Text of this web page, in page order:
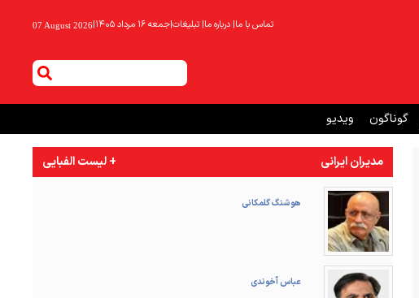
تماس با ما| درباره ما| تبلیغات|جمعه ۱۶ مرداد ۱۴۰۵ |
07 August 2026
گوناگون ویدیو
مدیران ایرانی + لیست الفبایی
هوشنگ گلمکانی
عباس آخوندی